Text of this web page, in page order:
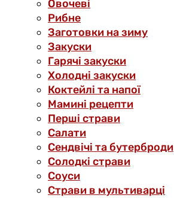
Овочеві
Рибне
Заготовки на зиму
Закуски
Гарячі закуски
Холодні закуски
Коктейлі та напої
Мамині рецепти
Перші страви
Салати
Сендвічі та бутерброди
Солодкі страви
Соуси
Страви в мультиварці